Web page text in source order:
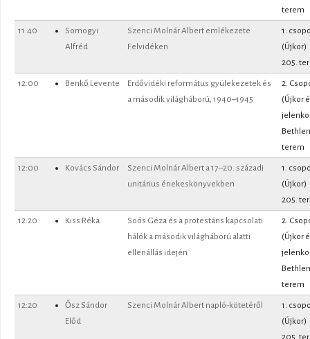
terem
11:40
Somogyi
Alfréd
Szenci Molnár Albert emlékezete
Felvidéken
1.
(Újkor)
205.
12:00 Benkő Levente
Erdővidéki református gyülekezetek és
a második világháború, 1940–1945
2.
(Újkor
Bethlen
terem
12:00 Kovács Sándor
Szenci Molnár Albert a 17–20. századi
unitárius énekeskönyvekben
1.
(Újkor)
205.
12:20 Kiss Réka
Soós Géza és a protestáns kapcsolati
hálók a második világháború alatti
ellenállás idején
2.
(Újkor
Bethlen
terem
12:20
Ősz Sándor
Előd
Szenci Molnár Albert napló-kötetéről
1.
(Újkor)
205.